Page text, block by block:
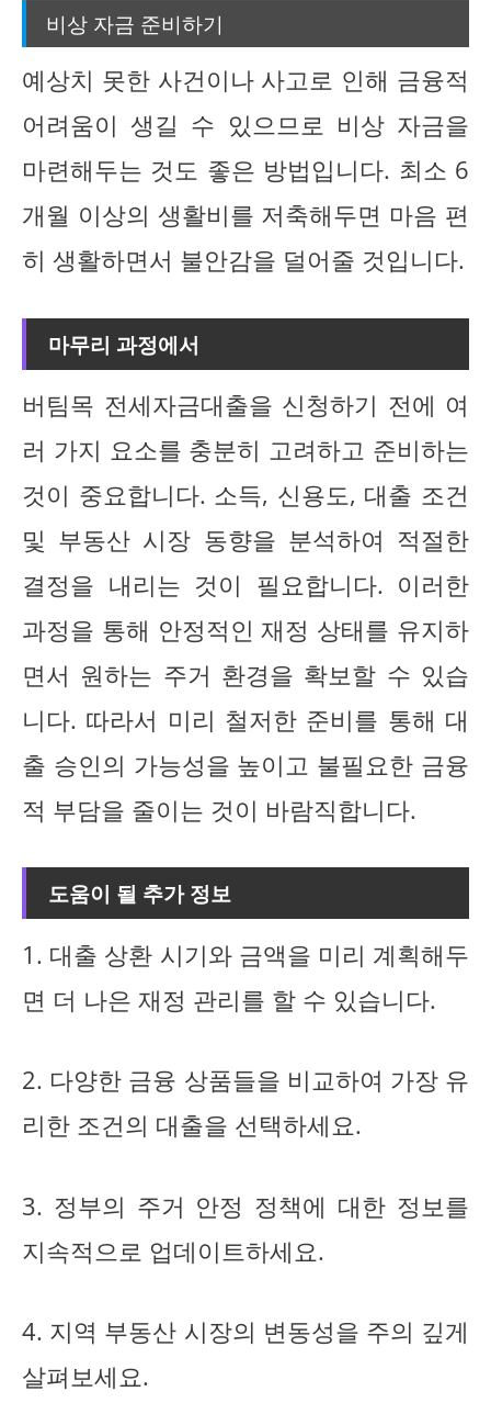
비상 자금 준비하기
예상치 못한 사건이나 사고로 인해 금융적
어려움이 생길 수 있으므로 비상 자금을
마련해두는 것도 좋은 방법입니다. 최소 6
개월 이상의 생활비를 저축해두면 마음 편
히 생활하면서 불안감을 덜어줄 것입니다.
마무리 과정에서
버팀목 전세자금대출을 신청하기 전에 여
러 가지 요소를 충분히 고려하고 준비하는
것이 중요합니다. 소득, 신용도, 대출 조건
및 부동산 시장 동향을 분석하여 적절한
결정을 내리는 것이 필요합니다. 이러한
과정을 통해 안정적인 재정 상태를 유지하
면서 원하는 주거 환경을 확보할 수 있습
니다. 따라서 미리 철저한 준비를 통해 대
출 승인의 가능성을 높이고 불필요한 금융
적 부담을 줄이는 것이 바람직합니다.
도움이 될 추가 정보
1. 대출 상환 시기와 금액을 미리 계획해두
면 더 나은 재정 관리를 할 수 있습니다.
2. 다양한 금융 상품들을 비교하여 가장 유
리한 조건의 대출을 선택하세요.
3. 정부의 주거 안정 정책에 대한 정보를
지속적으로 업데이트하세요.
4. 지역 부동산 시장의 변동성을 주의 깊게
살펴보세요.